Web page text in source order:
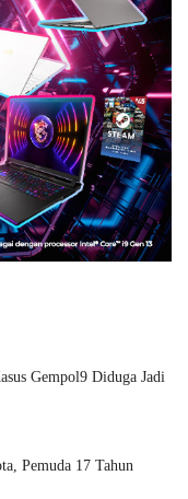
Gempol9 Diduga Jadi
Pemuda 17 Tahun